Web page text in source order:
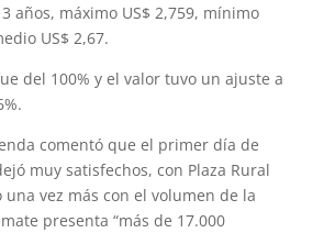
años, máximo US$ 2,759, mínimo
US$ 2,67.
del 100% y el valor tuvo un ajuste a
comentó que el primer día de
muy satisfechos, con Plaza Rural
vez más con el volumen de la
presenta “más de 17.000